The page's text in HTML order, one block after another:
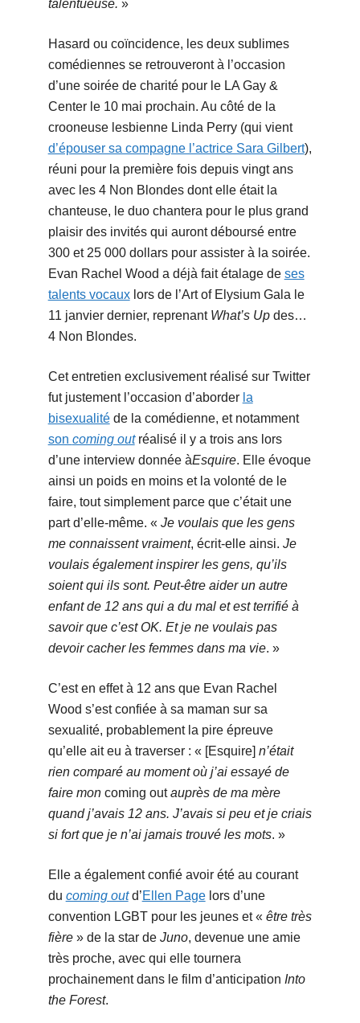
talentueuse. »
Hasard ou coïncidence, les deux sublimes
comédiennes se retrouveront à l’occasion
d’une soirée de charité pour le LA Gay &
Center le 10 mai prochain. Au côté de la
crooneuse lesbienne Linda Perry (qui vient
d’épouser sa compagne l’actrice Sara Gilbert),
réuni pour la première fois depuis vingt ans
avec les 4 Non Blondes dont elle était la
chanteuse, le duo chantera pour le plus grand
plaisir des invités qui auront déboursé entre
300 et 25 000 dollars pour assister à la soirée.
Evan Rachel Wood a déjà fait étalage de ses
talents vocauxlors de l’Art of Elysium Gala le
11 janvier dernier, reprenantWhat’s Updes…
4 Non Blondes.
Cet entretien exclusivement réalisé sur Twitter
fut justement l’occasion d’aborder la
bisexualitéde la comédienne, et notamment
son coming outréalisé il y a trois ans lors
d’une interview donnée àEsquire. Elle évoque
ainsi un poids en moins et la volonté de le
faire, tout simplement parce que c’était une
part d’elle-même. « Je voulais que les gens
me connaissent vraiment, écrit-elle ainsi. Je
voulais également inspirer les gens, qu’ils
soient qui ils sont. Peut-être aider un autre
enfant de 12 ans qui a du mal et est terrifié à
savoir que c’est OK. Et je ne voulais pas
devoir cacher les femmes dans ma vie. »
C’est en effet à 12 ans que Evan Rachel
Wood s’est confiée à sa maman sur sa
sexualité, probablement la pire épreuve
qu’elle ait eu à traverser : « [Esquire] n’était
rien comparé au moment où j’ai essayé de
faire mon coming outauprès de ma mère
quand j’avais 12 ans. J’avais si peu et je criais
si fort que je n’ai jamais trouvé les mots. »
Elle a également confié avoir été au courant
du coming outd’Ellen Pagelors d’une
convention LGBT pour les jeunes et « être très
fière» de la star de Juno, devenue une amie
très proche, avec qui elle tournera
prochainement dans le film d’anticipation Into
the Forest.